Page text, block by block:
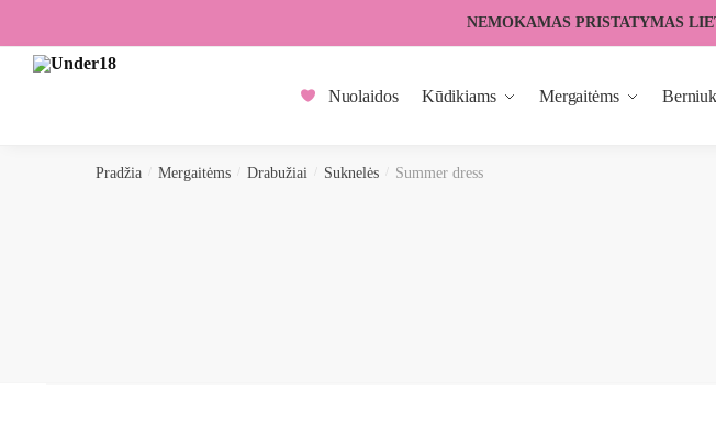
navigation
content
NEMOKAMAS PRISTATYMAS
Nuolaidos Kūdikiams Mergaitėms
Pradžia Mergaitėms Drabužiai Suknelės Summer dress